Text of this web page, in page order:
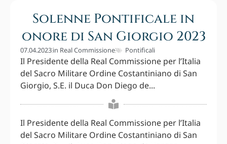
Solenne Pontificale in
onore di San Giorgio 2023
07.04.2023in Real Commissione Pontificali
Il Presidente della Real Commissione per l’Italia
del Sacro Militare Ordine Costantiniano di San
Giorgio, S.E. il Duca Don Diego de...
Il Presidente della Real Commissione per l’Italia
del Sacro Militare Ordine Costantiniano di San